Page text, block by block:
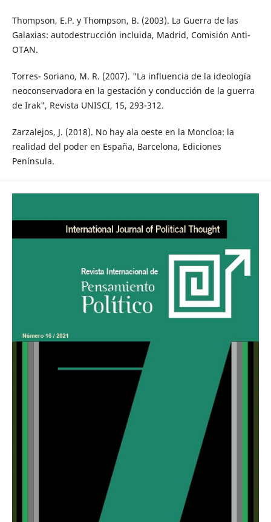
Thompson, E.P. y Thompson, B. (2003). La Guerra de las
Galaxias: autodestrucción incluida, Madrid, Comisión Anti-
OTAN.
Torres- Soriano, M. R. (2007). "La influencia de la ideología
neoconservadora en la gestación y conducción de la guerra
de Irak", Revista UNISCI, 15, 293-312.
Zarzalejos, J. (2018). No hay ala oeste en la Moncloa: la
realidad del poder en España, Barcelona, Ediciones
Península.